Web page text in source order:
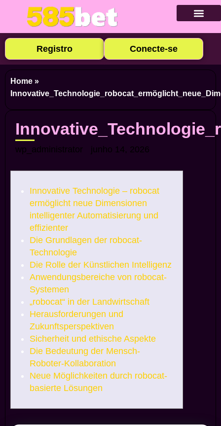
Registro Conecte-se
Home »
wp_administrator junho 14, 2026
Innovative Technologie – robocat
ermöglicht neue Dimensionen
intelligenter Automatisierung und
effizienter
Die Grundlagen der robocat-
Technologie
Die Rolle der Künstlichen Intelligenz
Anwendungsbereiche von robocat-
Systemen
„robocat“ in der Landwirtschaft
Herausforderungen und
Zukunftsperspektiven
Sicherheit und ethische Aspekte
Die Bedeutung der Mensch-
Roboter-Kollaboration
Neue Möglichkeiten durch robocat-
basierte Lösungen